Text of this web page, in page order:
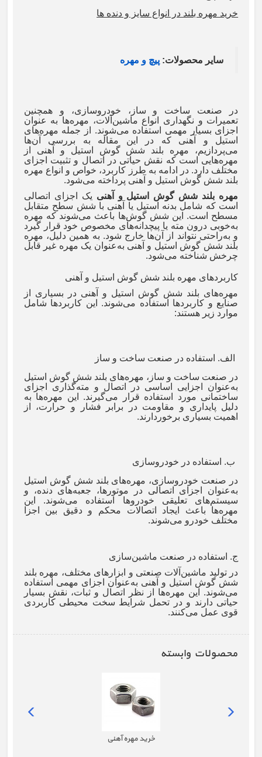
خرید مهره بلند در انواع سایز و دنده ها
سایر محصولات: پیچ و مهره
در صنعت ساخت و ساز، خودروسازی، و همچنین
تعمیرات و نگهداری انواع ماشین‌آلات، مهره‌ها به عنوان
اجزای بسیار مهمی استفاده می‌شوند. از جمله مهره‌های
استیل و آهنی که در این مقاله به بررسی آن‌ها
می‌پردازیم، مهره بلند شش گوش استیل و آهنی از
مهره‌هایی است که نقش حیاتی در اتصال و تثبیت اجزای
مختلف دارد. در ادامه به طرز کاربرد، خواص و انواع مهره
بلند شش گوش استیل و آهنی پرداخته می‌شود.
مهره بلند شش گوش استیل و آهنی یک اجزای اتصالی
است که شامل بدنه استیل یا آهنی با شش سطح متقابل
مسطح است. این شش گوش‌ها باعث می‌شوند که مهره
به‌خوبی درون مته یا پیچدانه‌های مخصوص خود قرار گیرد
و به‌راحتی نتواند از آن‌ها خارج شود. به همین دلیل، مهره
بلند شش گوش استیل و آهنی به‌عنوان یک مهره غیر قابل
چرخش شناخته می‌شود.
کاربردهای مهره بلند شش گوش استیل و آهنی
مهره‌های بلند شش گوش استیل و آهنی در بسیاری از
صنایع و کاربردها استفاده می‌شوند. این کاربردها شامل
موارد زیر هستند:
الف. استفاده در صنعت ساخت و ساز
در صنعت ساخت و ساز، مهره‌های بلند شش گوش استیل
به‌عنوان اجزایی اساسی در اتصال و مته‌گذاری اجزای
ساختمانی مورد استفاده قرار می‌گیرند. این مهره‌ها به
دلیل پایداری و مقاومت در برابر فشار و حرارت، از
اهمیت بسیاری برخوردارند.
ب. استفاده در خودروسازی
در صنعت خودروسازی، مهره‌های بلند شش گوش استیل
به‌عنوان اجزای اتصالی در موتورها، جعبه‌های دنده، و
سیستم‌های تعلیقی خودروها استفاده می‌شوند. این
مهره‌ها باعث ایجاد اتصالات محکم و دقیق بین اجزا
مختلف خودرو می‌شوند.
ج. استفاده در صنعت ماشین‌سازی
در تولید ماشین‌آلات صنعتی و ابزارهای مختلف، مهره بلند
شش گوش استیل و آهنی به‌عنوان اجزای مهمی استفاده
می‌شوند. این مهره‌ها از نظر اتصال و ثبات، نقش بسیار
حیاتی دارند و در تحمل شرایط سخت محیطی کاربردی
قوی عمل می‌کنند.
محصولات وابسته
خرید مهره آهنی